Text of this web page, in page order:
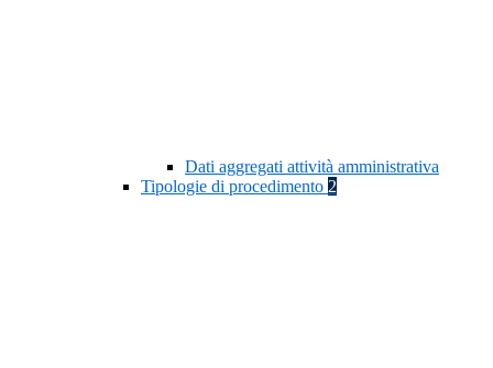
Dati aggregati attività amministrativa
Tipologie di procedimento 2